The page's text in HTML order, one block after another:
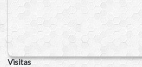
Visitas